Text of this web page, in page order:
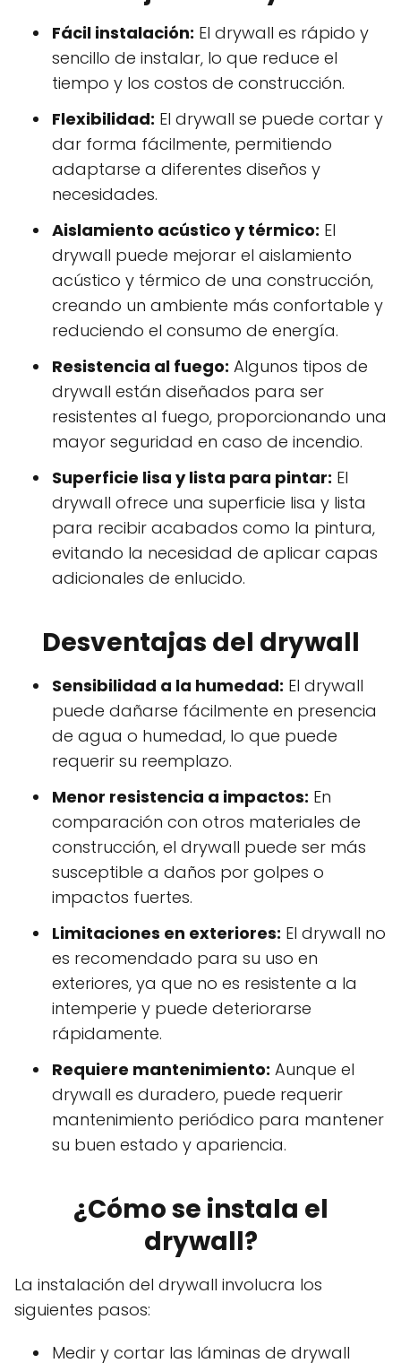
Fácil instalación: El drywall es rápido y
sencillo de instalar, lo que reduce el
tiempo y los costos de construcción.
Flexibilidad: El drywall se puede cortar y
dar forma fácilmente, permitiendo
adaptarse a diferentes diseños y
necesidades.
Aislamiento acústico y térmico: El
drywall puede mejorar el aislamiento
acústico y térmico de una construcción,
creando un ambiente más confortable y
reduciendo el consumo de energía.
Resistencia al fuego: Algunos tipos de
drywall están diseñados para ser
resistentes al fuego, proporcionando una
mayor seguridad en caso de incendio.
Superficie lisa y lista para pintar: El
drywall ofrece una superficie lisa y lista
para recibir acabados como la pintura,
evitando la necesidad de aplicar capas
adicionales de enlucido.
Desventajas del drywall
Sensibilidad a la humedad: El drywall
puede dañarse fácilmente en presencia
de agua o humedad, lo que puede
requerir su reemplazo.
Menor resistencia a impactos: En
comparación con otros materiales de
construcción, el drywall puede ser más
susceptible a daños por golpes o
impactos fuertes.
Limitaciones en exteriores: El drywall no
es recomendado para su uso en
exteriores, ya que no es resistente a la
intemperie y puede deteriorarse
rápidamente.
Requiere mantenimiento: Aunque el
drywall es duradero, puede requerir
mantenimiento periódico para mantener
su buen estado y apariencia.
¿Cómo se instala el
drywall?
La instalación del drywall involucra los
siguientes pasos:
Medir y cortar las láminas de drywall